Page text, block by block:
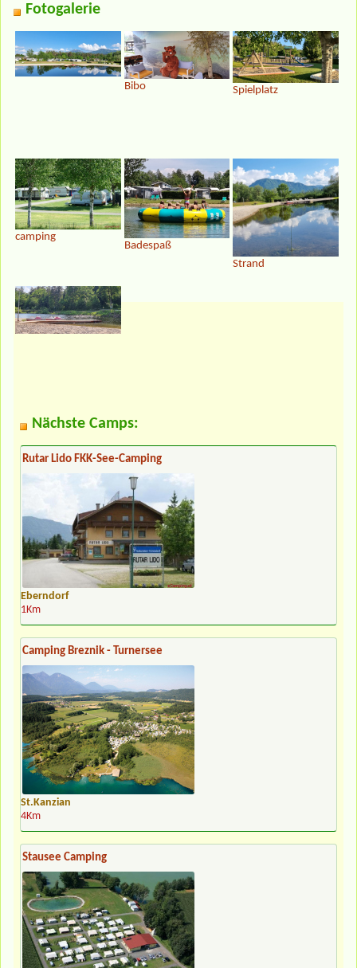
Fotogalerie
Bibo Spielplatz
camping
Badespaß
Strand
Nächste Camps:
Rutar Lido FKK-See-Camping
Eberndorf
1Km
Camping Breznik - Turnersee
St.Kanzian
4Km
Stausee Camping